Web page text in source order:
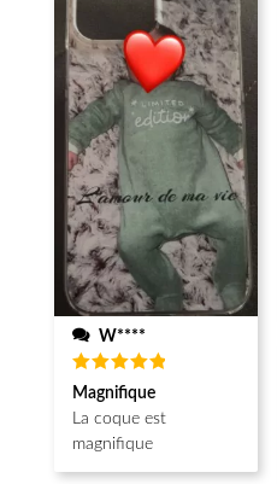
W****
Note5
sur 5
Magnifique
La coque est
magnifique